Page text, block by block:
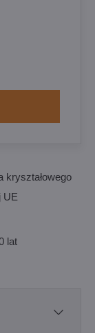
kryształowego
UE
lat